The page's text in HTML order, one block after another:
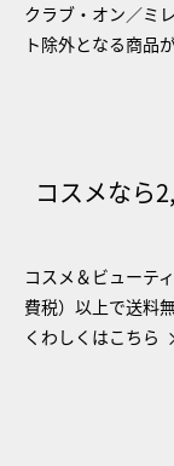
クラブ・オン／ミ
ト除外となる商品
コスメなら
コスメ＆ビューテ
費税）以上で送料
くわしくはこちら